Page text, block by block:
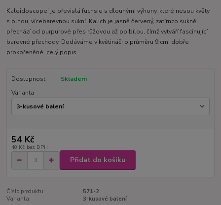
Kaleidoscope’ je převislá fuchsie s dlouhými výhony, které nesou květy
s plnou, vícebarevnou sukní. Kalich je jasně červený, zatímco sukně
přechází od purpurové přes růžovou až po bílou, čímž vytváří fascinující
barevné přechody. Dodáváme v květináči o průměru 9 cm, dobře
prokořeněné. celý popis
Dostupnost
Skladem
Varianta
54 Kč
48 Kč bez DPH
Přidat do košíku
Číslo produktu:
571-2
Varianta:
3-kusové balení